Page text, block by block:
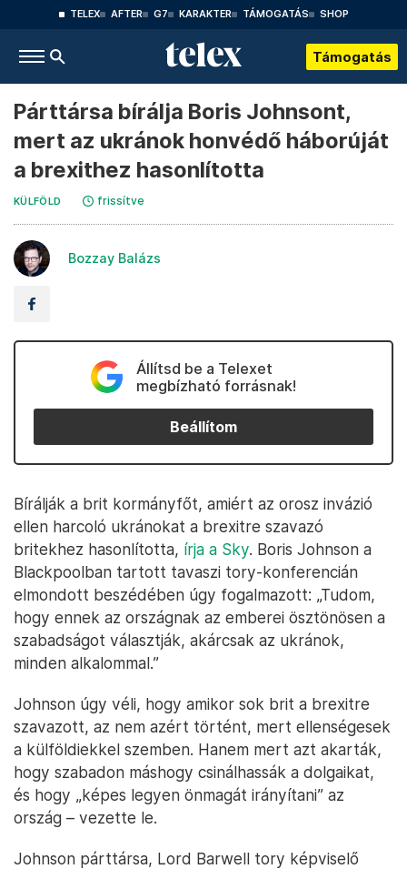
TELEX AFTER G7 KARAKTER TÁMOGATÁS SHOP
Támogatás
Párttársa bírálja Boris Johnsont,
mert az ukránok honvédő háborúját
a brexithez hasonlította
KÜLFÖLD frissítve
Bozzay Balázs
Állítsd be a Telexet
megbízható forrásnak!
Beállítom
Bírálják a brit kormányfőt, amiért az orosz invázió
ellen harcoló ukránokat a brexitre szavazó
britekhez hasonlította, írja a Sky. Boris Johnson a
Blackpoolban tartott tavaszi tory-konferencián
elmondott beszédében úgy fogalmazott: „Tudom,
hogy ennek az országnak az emberei ösztönösen a
szabadságot választják, akárcsak az ukránok,
minden alkalommal.”
Johnson úgy véli, hogy amikor sok brit a brexitre
szavazott, az nem azért történt, mert ellenségesek
a külföldiekkel szemben. Hanem mert azt akarták,
hogy szabadon máshogy csinálhassák a dolgaikat,
és hogy „képes legyen önmagát irányítani” az
ország – vezette le.
Johnson párttársa, Lord Barwell tory képviselő